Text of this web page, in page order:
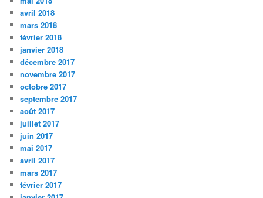
avril 2018
mars 2018
février 2018
janvier 2018
décembre 2017
novembre 2017
octobre 2017
septembre 2017
août 2017
juillet 2017
juin 2017
mai 2017
avril 2017
mars 2017
février 2017